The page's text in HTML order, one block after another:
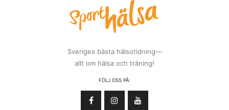
Sveriges bästa hälsotidning—
allt om hälsa och träning!
FÖLJ OSS PÅ: